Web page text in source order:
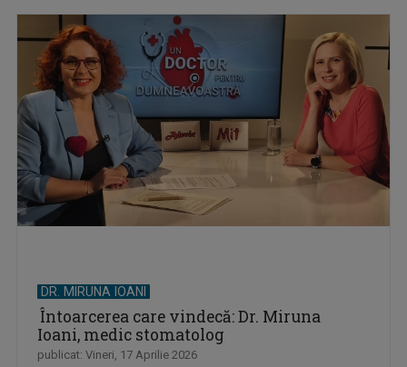
DR. MIRUNA IOANI
Întoarcerea care vindecă: Dr. Miruna
Ioani, medic stomatolog
publicat: Vineri, 17 Aprilie 2026